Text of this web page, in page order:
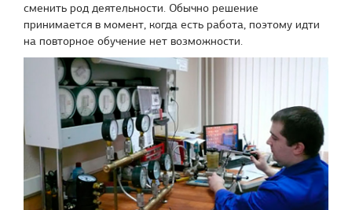
сменить род деятельности. Обычно решение
принимается в момент, когда есть работа, поэтому идти
на повторное обучение нет возможности.